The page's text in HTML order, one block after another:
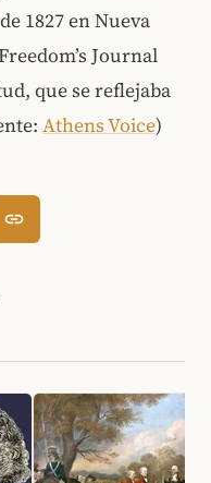
1827 en Nueva
Journal
que se reflejaba
Athens Voice)